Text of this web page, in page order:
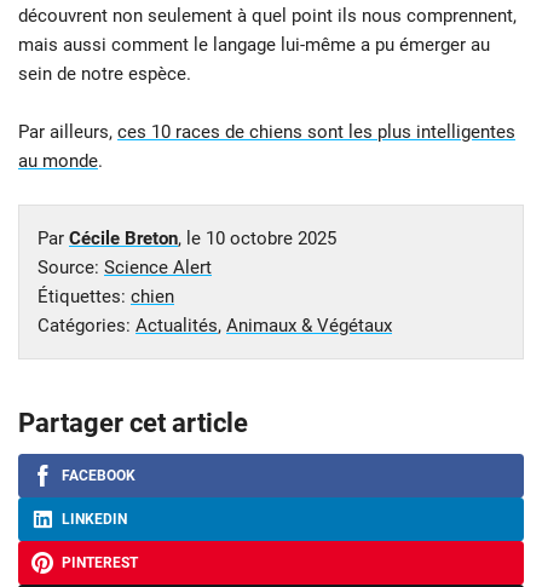
découvrent non seulement à quel point ils nous comprennent,
mais aussi comment le langage lui-même a pu émerger au
sein de notre espèce.
Par ailleurs, ces 10 races de chiens sont les plus intelligentes
au monde.
Par Cécile Breton, le 10 octobre 2025
Source: Science Alert
Étiquettes: chien
Catégories: Actualités, Animaux & Végétaux
Partager cet article
FACEBOOK
LINKEDIN
PINTEREST